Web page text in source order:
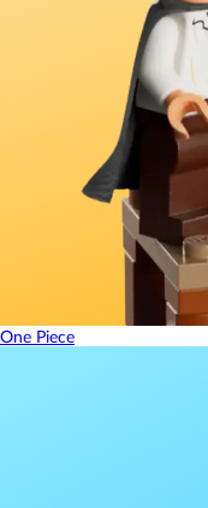
One Piece